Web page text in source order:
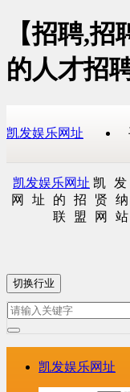
【招聘,
的人才招
凯发娱乐网址
凯发娱乐网址 凯
网址的招贤
联盟网站
切换行业
凯发娱乐网址